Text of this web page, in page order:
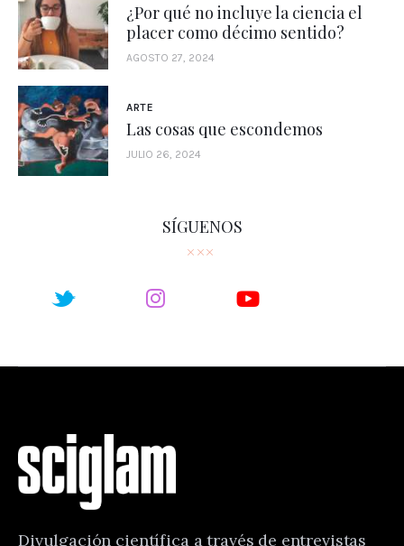
¿Por qué no incluye la ciencia el
placer como décimo sentido?
AGOSTO 27, 2024
ARTE
Las cosas que escondemos
JULIO 26, 2024
SÍGUENOS
Divulgación científica a través de entrevistas